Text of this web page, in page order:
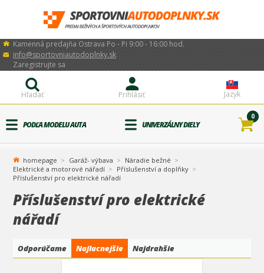
Kamenná predajňa Ostrava Po - Pi 9:00 - 16:00 hod.
info@sportovniautodoplnky.sk
Jazyk
Prihlásiť
Zaregistrujte sa
Hľadať
PODĽA MODELU AUTA UNIVERZÁLNY DIELY
0
homepage Garáž- výbava
Náradie bežné
Elektrické a motorové nářadí
Příslušenství a doplňky
Příslušenství pro elektrické nářadí
Příslušenství pro elektrické
nářadí
Odporúčame Najlacnejšie Najdrahšie